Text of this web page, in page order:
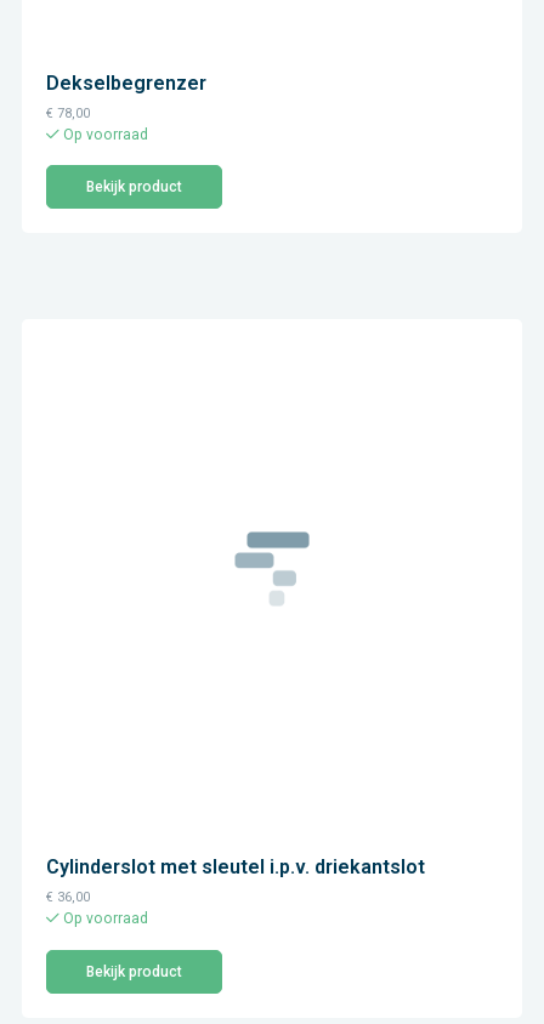
Dekselbegrenzer
€ 78,00
Op voorraad
Bekijk product
Cylinderslot met sleutel i.p.v. driekantslot
€ 36,00
Op voorraad
Bekijk product